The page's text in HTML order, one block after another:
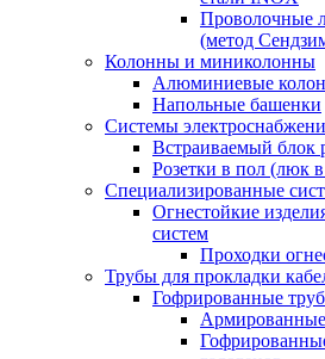
Проволочные
(метод
Колонны и миниколонны
Алюминиевые
Напольные башенки
Системы
Встраиваемый блок
Розетки в пол (люк
Специализированные
Огнестойкие
систем
Проходки
Трубы для прокладки
Гофрированные